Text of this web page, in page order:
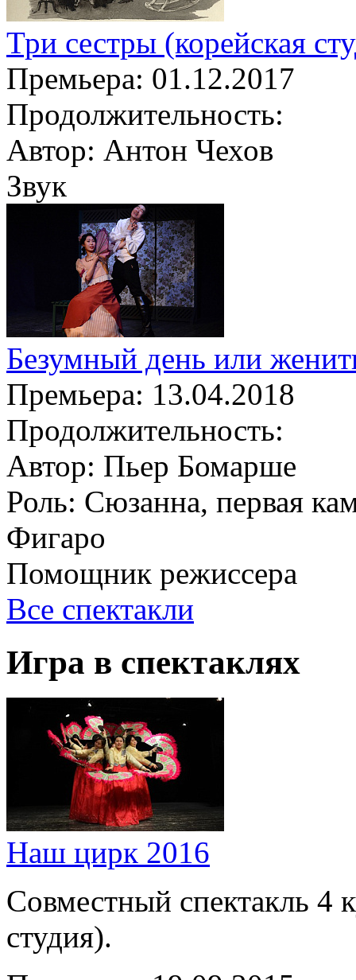
Три сестры (корейская
Премьера: 01.12.2017
Продолжительность:
Автор: Антон Чехов
Звук
Безумный день или
Премьера: 13.04.2018
Продолжительность:
Автор: Пьер Бомарше
Роль: Сюзанна, первая
Фигаро
Помощник режиссера
Все спектакли
Игра в спектаклях
Наш цирк 2016
Совместный спектакль 4
студия).